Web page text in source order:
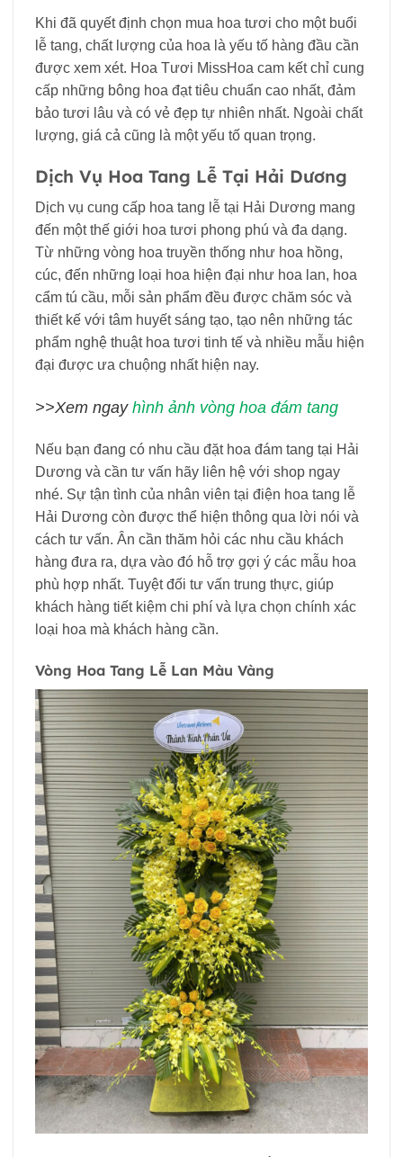
Khi đã quyết định chọn mua hoa tươi cho một buổi
lễ tang, chất lượng của hoa là yếu tố hàng đầu cần
được xem xét. Hoa Tươi MissHoa cam kết chỉ cung
cấp những bông hoa đạt tiêu chuẩn cao nhất, đảm
bảo tươi lâu và có vẻ đẹp tự nhiên nhất. Ngoài chất
lượng, giá cả cũng là một yếu tố quan trọng.
Dịch Vụ Hoa Tang Lễ Tại Hải Dương
Dịch vụ cung cấp hoa tang lễ tại Hải Dương mang
đến một thế giới hoa tươi phong phú và đa dạng.
Từ những vòng hoa truyền thống như hoa hồng,
cúc, đến những loại hoa hiện đại như hoa lan, hoa
cẩm tú cầu, mỗi sản phẩm đều được chăm sóc và
thiết kế với tâm huyết sáng tạo, tạo nên những tác
phẩm nghệ thuật hoa tươi tinh tế và nhiều mẫu hiện
đại được ưa chuộng nhất hiện nay.
>>Xem ngay hình ảnh vòng hoa đám tang
Nếu bạn đang có nhu cầu đặt hoa đám tang tại Hải
Dương và cần tư vấn hãy liên hệ với shop ngay
nhé. Sự tận tình của nhân viên tại điện hoa tang lễ
Hải Dương còn được thể hiện thông qua lời nói và
cách tư vấn. Ân cần thăm hỏi các nhu cầu khách
hàng đưa ra, dựa vào đó hỗ trợ gợi ý các mẫu hoa
phù hợp nhất. Tuyệt đối tư vấn trung thực, giúp
khách hàng tiết kiệm chi phí và lựa chọn chính xác
loại hoa mà khách hàng cần.
Vòng Hoa Tang Lễ Lan Màu Vàng